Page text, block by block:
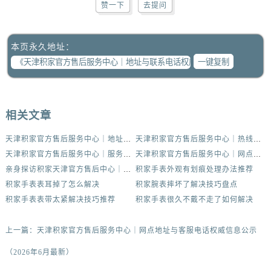
赞一下 去提问
本页永久地址：
一键复制
相关文章
积家手表外观有划痕处理办法推荐
积家手表表耳掉了怎么解决
积家腕表摔坏了解决技巧盘点
积家手表表带太紧解决技巧推荐
积家手表很久不戴不走了如何解决
上一篇： 天津积家官方售后服务中心｜网点地址与客服电话权威信息公示
（2026年6月最新）